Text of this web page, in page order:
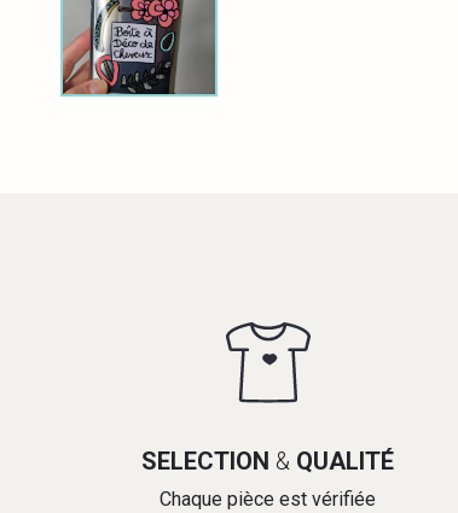
SELECTION & QUALITÉ
Chaque pièce est vérifiée